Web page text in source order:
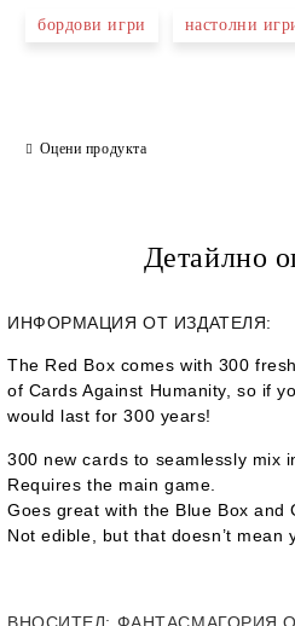
бордови игри настолни
Оцени продукта
Детайлно
ИНФОРМАЦИЯ ОТ ИЗДАТЕЛЯ:
The Red Box comes with 300
of Cards Against Humanity, so if
would last for 300 years!
300 new cards to seamlessly mix
Requires the main game.
Goes great with the Blue Box and
Not edible, but that doesn’t mean